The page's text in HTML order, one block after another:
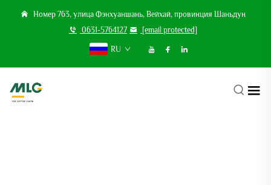
Номер 763, улица Фэнхуаншань, Вейхай, провинция Шаньдун
0631-5764127
[email protected]
RU